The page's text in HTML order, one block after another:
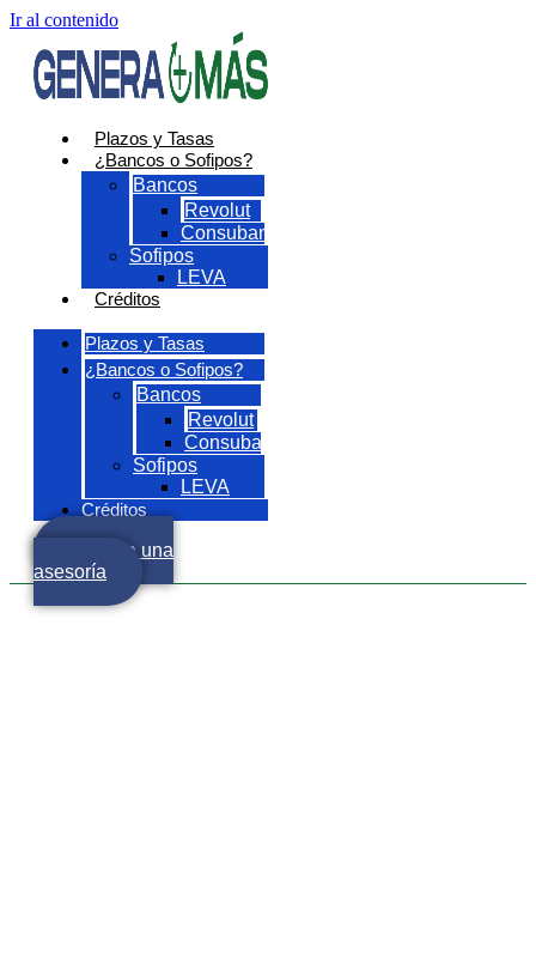
Ir al contenido
Plazos y Tasas
¿Bancos o Sofipos?
Bancos
Revolut
Consubanco
Sofipos
LEVA
Créditos
Plazos y Tasas
¿Bancos o Sofipos?
Bancos
Revolut
Consubanco
Sofipos
LEVA
Créditos
Agenda una
asesoría